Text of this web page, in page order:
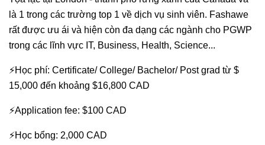
là 1 trong các trường top 1 về dịch vụ sinh viên. Fashawe
rất được ưu ái và hiện còn đa dạng các ngành cho PGWP
trong các lĩnh vực IT, Business, Health, Science...
⚡Học phí: Certificate/ College/ Bachelor/ Post grad từ $
15,000 đến khoảng $16,800 CAD
⚡Application fee: $100 CAD
⚡Học bổng: 2,000 CAD